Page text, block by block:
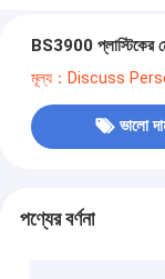
BS3900 প্লাস্টিকের
মূল্য：Discuss
ভালো
পণ্যের বর্ণনা